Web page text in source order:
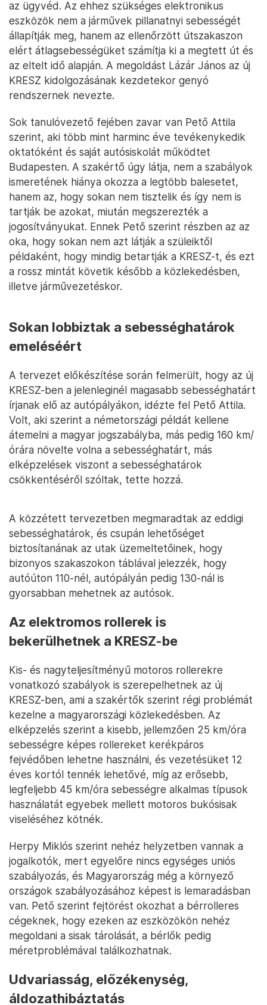
az ügyvéd. Az ehhez szükséges elektronikus
eszközök nem a járművek pillanatnyi sebességét
állapítják meg, hanem az ellenőrzött útszakaszon
elért átlagsebességüket számítja ki a megtett út és
az eltelt idő alapján. A megoldást Lázár János az új
KRESZ kidolgozásának kezdetekor genyó
rendszernek nevezte.
Sok tanulóvezető fejében zavar van Pető Attila
szerint, aki több mint harminc éve tevékenykedik
oktatóként és saját autósiskolát működtet
Budapesten. A szakértő úgy látja, nem a szabályok
ismeretének hiánya okozza a legtöbb balesetet,
hanem az, hogy sokan nem tisztelik és így nem is
tartják be azokat, miután megszerezték a
jogosítványukat. Ennek Pető szerint részben az az
oka, hogy sokan nem azt látják a szüleiktől
példaként, hogy mindig betartják a KRESZ-t, és ezt
a rossz mintát követik később a közlekedésben,
illetve járművezetéskor.
Sokan lobbiztak a sebességhatárok
emeléséért
A tervezet előkészítése során felmerült, hogy az új
KRESZ-ben a jelenleginél magasabb sebességhatárt
írjanak elő az autópályákon, idézte fel Pető Attila.
Volt, aki szerint a németországi példát kellene
átemelni a magyar jogszabályba, más pedig 160 km/
órára növelte volna a sebességhatárt, más
elképzelések viszont a sebességhatárok
csökkentéséről szóltak, tette hozzá.
A közzétett tervezetben megmaradtak az eddigi
sebességhatárok, és csupán lehetőséget
biztosítanának az utak üzemeltetőinek, hogy
bizonyos szakaszokon táblával jelezzék, hogy
autóúton 110-nél, autópályán pedig 130-nál is
gyorsabban mehetnek az autósok.
Az elektromos rollerek is
bekerülhetnek a KRESZ-be
Kis- és nagyteljesítményű motoros rollerekre
vonatkozó szabályok is szerepelhetnek az új
KRESZ-ben, ami a szakértők szerint régi problémát
kezelne a magyarországi közlekedésben. Az
elképzelés szerint a kisebb, jellemzően 25 km/óra
sebességre képes rollereket kerékpáros
fejvédőben lehetne használni, és vezetésüket 12
éves kortól tennék lehetővé, míg az erősebb,
legfeljebb 45 km/óra sebességre alkalmas típusok
használatát egyebek mellett motoros bukósisak
viseléséhez kötnék.
Herpy Miklós szerint nehéz helyzetben vannak a
jogalkotók, mert egyelőre nincs egységes uniós
szabályozás, és Magyarország még a környező
országok szabályozásához képest is lemaradásban
van. Pető szerint fejtörést okozhat a bérrolleres
cégeknek, hogy ezeken az eszközökön nehéz
megoldani a sisak tárolását, a bérlők pedig
méretproblémával találkozhatnak.
Udvariasság, előzékenység,
áldozathibáztatás